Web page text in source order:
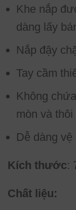
Khe nắp
dàng lấy
Nắp đậy
Tay cầm
Không
mòn và
Dễ dàng
Kích thước:
Chất liệu: